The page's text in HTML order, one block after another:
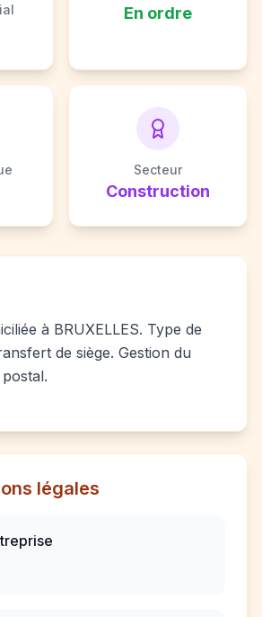
En ordre
Secteur
Construction
à BRUXELLES. Type de
de siège. Gestion du
légales